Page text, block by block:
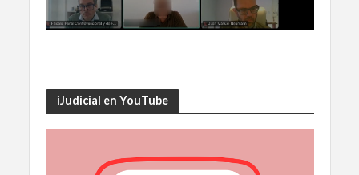
iJudicial en YouTube